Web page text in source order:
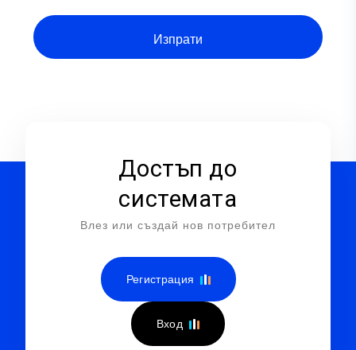
Достъп до
системата
Влез или създай нов потребител
Регистрация
Вход